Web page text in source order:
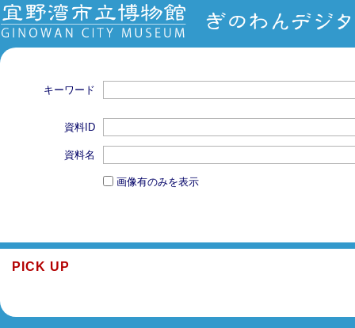
キーワード
資料ID
資料名
画像有のみを表示
PICK UP